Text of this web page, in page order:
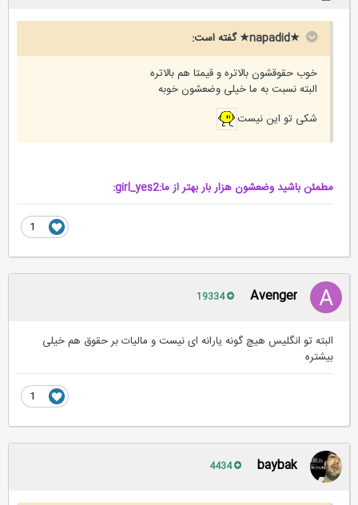
★napadid★ گفته است:
خوب حقوقشون بالاتره و قیمتا هم بالاتره
البته نسبت به ما خیلی وضعشون خوبه
شکی تو این نیست
مطمئن باشيد وضعشون هزار بار بهتر از ما:girl_yes2:
Avenger
البته تو انگلیس هیچ گونه یارانه ای نیست و مالیات بر حقوق هم خیلی
بیشتره
baybak